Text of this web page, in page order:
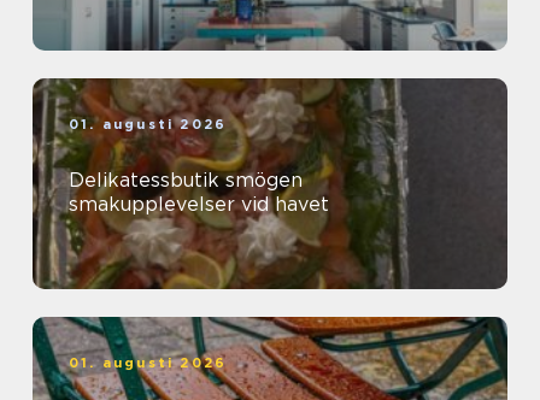
01. augusti 2026
Delikatessbutik smögen
smakupplevelser vid havet
01. augusti 2026